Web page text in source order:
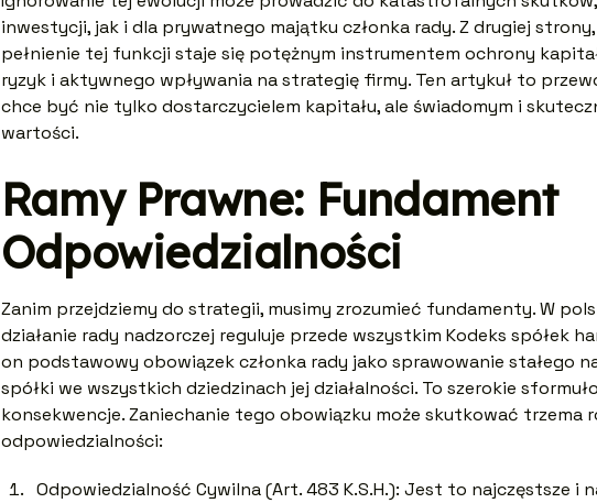
inwestycji, jak i dla prywatnego majątku członka rady. Z drugiej
pełnienie tej funkcji staje się potężnym instrumentem ochrony
ryzyk i aktywnego wpływania na strategię firmy. Ten artykuł to
chce być nie tylko dostarczycielem kapitału, ale świadomym i
wartości.
Ramy Prawne: Fundament
Odpowiedzialności
Zanim przejdziemy do strategii, musimy zrozumieć fundamenty. W
działanie rady nadzorczej reguluje przede wszystkim Kodeks spółek
on podstawowy obowiązek członka rady jako sprawowanie stałego
spółki we wszystkich dziedzinach jej działalności. To szerokie
konsekwencje. Zaniechanie tego obowiązku może skutkować trzema
odpowiedzialności:
Odpowiedzialność Cywilna (Art. 483 K.S.H.): Jest to najczęstsze i